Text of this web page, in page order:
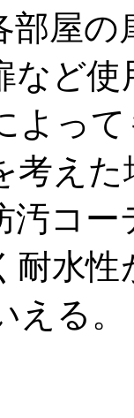
部屋
など
よっ
考え
汚コ
耐水
る。